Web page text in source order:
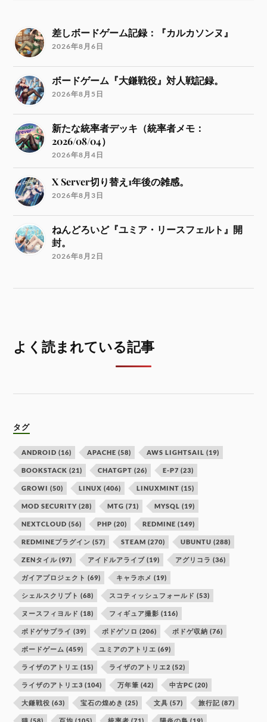
差しボードゲーム記録：『カルカソンヌ』
2026年8月6日
ボードゲーム『大鎌戦役』対人戦記録。
2026年8月5日
新たな統率者デッキ（統率者メモ：
2026/08/04）
2026年8月4日
X Server切り替え1年後の雑感。
2026年8月3日
ねんどろいど『ユミア・リースフェルト』開
封。
2026年8月2日
よく読まれている記事
タグ
ANDROID (16) APACHE (58) AWS LIGHTSAIL (19)
BOOKSTACK (21) CHATGPT (26) E-P7 (23)
GROWI (50) LINUX (406) LINUXMINT (15)
MOD SECURITY (28) MTG (71) MYSQL (19)
NEXTCLOUD (56) PHP (20) REDMINE (149)
REDMINEプラグイン (57) STEAM (270) UBUNTU (288)
ZENタイル (97) アイドルアライブ (19) アグリコラ (36)
ガイアプロジェクト (69) キャラホメ (19)
シェルスクリプト (68) スコティッシュフォールド (53)
ヌースフィヨルド (18) フィギュア撮影 (116)
ボドゲサプライ (39) ボドゲソロ (206) ボドゲ収納 (76)
ボードゲーム (459) ユミアのアトリエ (69)
ライザのアトリエ (15) ライザのアトリエ2 (52)
ライザのアトリエ3 (104) 万年筆 (42) 中古PC (20)
大鎌戦役 (63) 宝石の煌めき (25) 文具 (57) 旅行記 (87)